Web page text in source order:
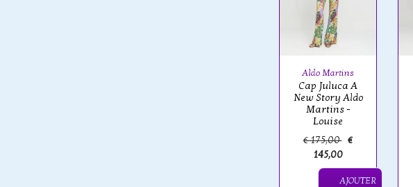
Aldo Martins
Cap Juluca A
New Story Aldo
Martins -
Louise
€ 175,00 €
145,00
AJOUTER